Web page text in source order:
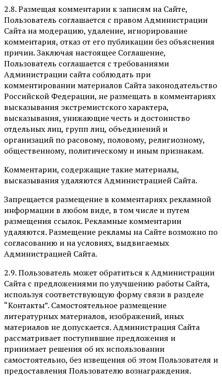
2.8. Размещая комментарии к записям на Сайте,
Пользователь соглашается с правом Администрации
Сайта на модерацию, удаление, игнорирование
комментария, отказ от его публикации без объяснения
причин. Заключая настоящее Соглашение,
Пользователь соглашается с требованиями
Администрации сайта соблюдать при
комментировании материалов Сайта законодательство
Российской Федерации, не размещать в комментариях
высказывания экстремистского характера,
высказывания, унижающие честь и достоинство
отдельных лиц, групп лиц, объединений и
организаций по расовому, половому, религиозному,
общественному, политическому и иным признакам.
Комментарии, содержащие такие материалы,
высказывания удаляются Администрацией Сайта.
Запрещается размещение в комментариях рекламной
информации в любом виде, в том числе и путем
размещения ссылок. Рекламные комментарии
удаляются. Размещение рекламы на Сайте возможно по
согласованию и на условиях, выдвигаемых
Администрацией Сайта.
2.9. Пользователь может обратиться к Администрации
Сайта с предложениями по улучшению работы Сайта,
используя соответствующую форму связи в разделе
“Контакты”. Самостоятельное размещение
литературных материалов, изображений, иных
материалов не допускается. Администрация Сайта
рассматривает поступившие предложения и
принимает решения об их использовании
самостоятельно, без извещения об этом Пользователя и
предоставления Пользователю вознаграждения.